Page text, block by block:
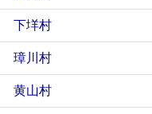
下垟村
璋川村
黄山村